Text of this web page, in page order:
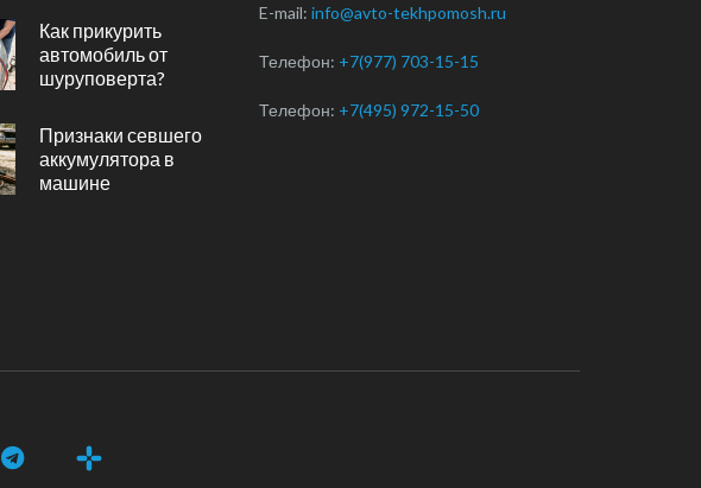
Как прикурить
автомобиль от
шуруповерта?
Признаки севшего
аккумулятора в
машине
E-mail: info@avto-tekhpomosh.ru
Телефон: +7(977) 703-15-15
Телефон: +7(495) 972-15-50